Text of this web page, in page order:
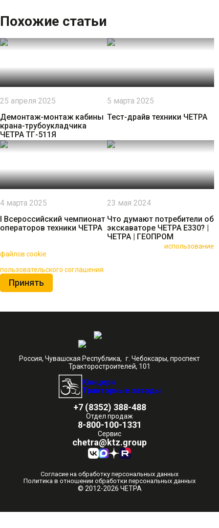
Похожие статьи
25 апреля 2025
Демонтаж-монтаж кабины
крана-трубоукладчика
ЧЕТРА ТГ-511Я
5 марта 2025
Тест-драйв техники ЧЕТРА
4 марта 2025
I Всероссийский чемпионат
операторов техники ЧЕТРА
23 мая 2024
Что думают потребители об
экскаваторе ЧЕТРА Е330? |
ЧЕТРА | ГЕОПРОМ
использование
файлов cookie
пользовательского соглашения
Принять
Россия, Чувашская Республика, г. Чебоксары, проспект
Тракторостроителей, 101
Концерн
Тракторные заводы
+7 (8352) 388-488
Отдел продаж
8-800-100-1331
Сервис
chetra@ktz.group
© 2012-2026 ЧЕТРА
Согласие на обработку персональных данных
Политика в отношении обработки персональных данных